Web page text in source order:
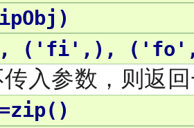
('fi',),
入参数，则返